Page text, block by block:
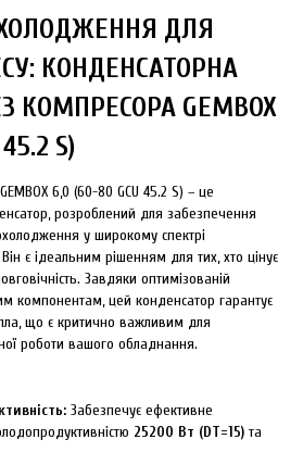
ДЛЯ
КОНДЕНСАТОРНА
КОМПРЕСОРА GEMBOX
S)
6,0 (60-80 GCU 45.2 S) – це
розроблений для забезпечення
у широкому спектрі
є ідеальним рішенням для тих, хто цінує
Завдяки оптимізованій
компонентам, цей конденсатор гарантує
що є критично важливим для
роботи вашого обладнання.
Забезпечує ефективне
25200 Вт (DT=15) та